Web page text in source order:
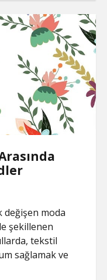
moda
şekillenen
tekstil
sağlamak ve